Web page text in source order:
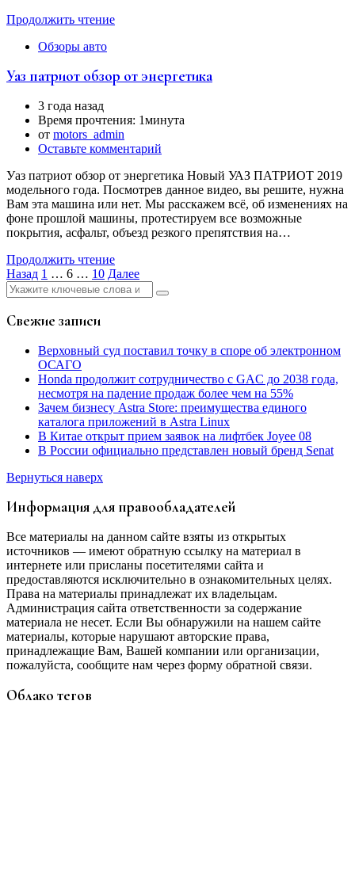
Продолжить чтение
Обзоры авто
Уаз патриот обзор от энергетика
3 года назад
Время прочтения: 1минута
от motors_admin
Оставьте комментарий
Уаз патриот обзор от энергетика Новый УАЗ ПАТРИОТ 2019
модельного года. Посмотрев данное видео, вы решите, нужна
Вам эта машина или нет. Мы расскажем всё, об изменениях на
фоне прошлой машины, протестируем все возможные
покрытия, асфальт, объезд резкого препятствия на…
Продолжить чтение
Пагинация
записей
Назад 1 … 6 … 10 Далее
Найти:
Свежие записи
Верховный суд поставил точку в споре об электронном
ОСАГО
Honda продолжит сотрудничество с GAC до 2038 года,
несмотря на падение продаж более чем на 55%
Зачем бизнесу Astra Store: преимущества единого
каталога приложений в Astra Linux
В Китае открыт прием заявок на лифтбек Joyee 08
В России официально представлен новый бренд Senat
Вернуться наверх
Информация для правообладателей
Все материалы на данном сайте взяты из открытых
источников — имеют обратную ссылку на материал в
интернете или присланы посетителями сайта и
предоставляются исключительно в ознакомительных целях.
Права на материалы принадлежат их владельцам.
Администрация сайта ответственности за содержание
материала не несет. Если Вы обнаружили на нашем сайте
материалы, которые нарушают авторские права,
принадлежащие Вам, Вашей компании или организации,
пожалуйста, сообщите нам через форму обратной связи.
Облако тегов